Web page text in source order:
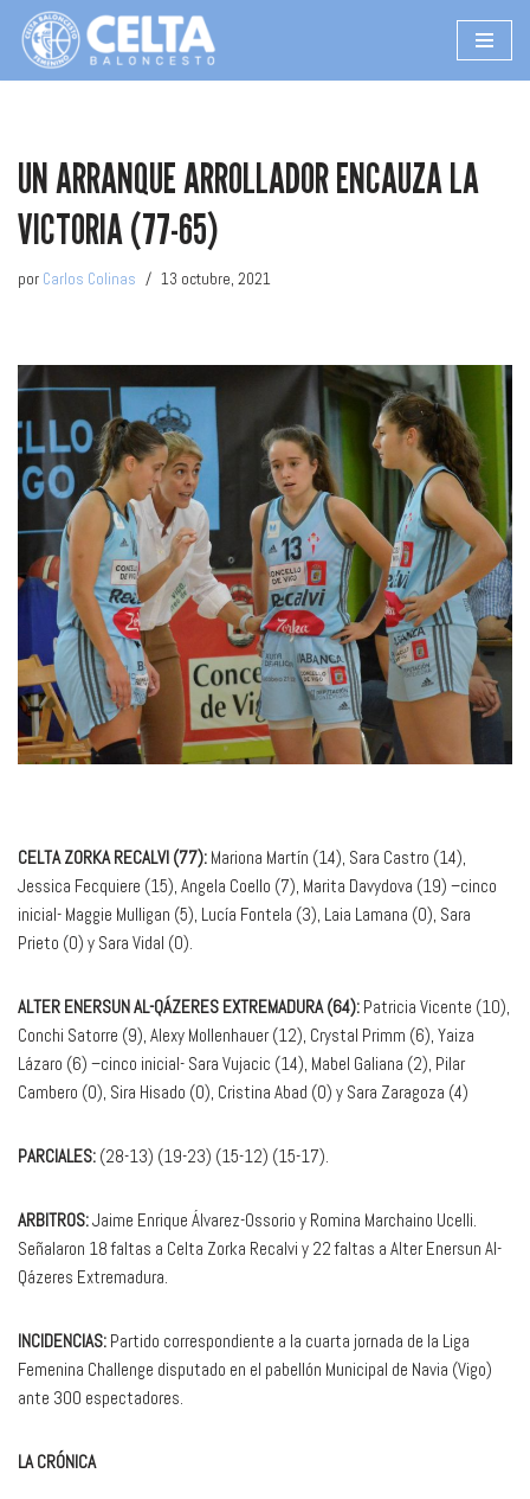
Saltar
UN ARRANQUE ARROLLADOR ENCAUZA LA
VICTORIA (77-65)
por Carlos Colinas 13 octubre, 2021
CELTA ZORKA RECALVI (77): Mariona Martín (14), Sara Castro (14),
Jessica Fecquiere (15), Angela Coello (7), Marita Davydova (19) –cinco
inicial- Maggie Mulligan (5), Lucía Fontela (3), Laia Lamana (0), Sara
Prieto (0) y Sara Vidal (0).
ALTER ENERSUN AL-QÁZERES EXTREMADURA (64): Patricia Vicente (10),
Conchi Satorre (9), Alexy Mollenhauer (12), Crystal Primm (6), Yaiza
Lázaro (6) –cinco inicial- Sara Vujacic (14), Mabel Galiana (2), Pilar
Cambero (0), Sira Hisado (0), Cristina Abad (0) y Sara Zaragoza (4)
PARCIALES: (28-13) (19-23) (15-12) (15-17).
ARBITROS:Jaime Enrique Álvarez-Ossorio y Romina Marchaino Ucelli.
Señalaron 18 faltas a Celta Zorka Recalvi y 22 faltas a Alter Enersun Al-
Qázeres Extremadura.
INCIDENCIAS: Partido correspondiente a la cuarta jornada de la Liga
Femenina Challenge disputado en el pabellón Municipal de Navia (Vigo)
ante 300 espectadores.
LA CRÓNICA